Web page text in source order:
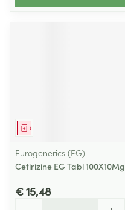
Geneesmiddel
Eurogenerics (EG)
Cetirizine EG Tabl 100X10Mg
€ 15,48